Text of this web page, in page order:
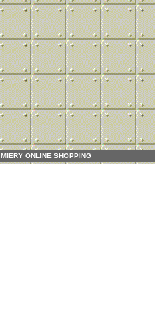
MIERY ONLINE SHOPPING